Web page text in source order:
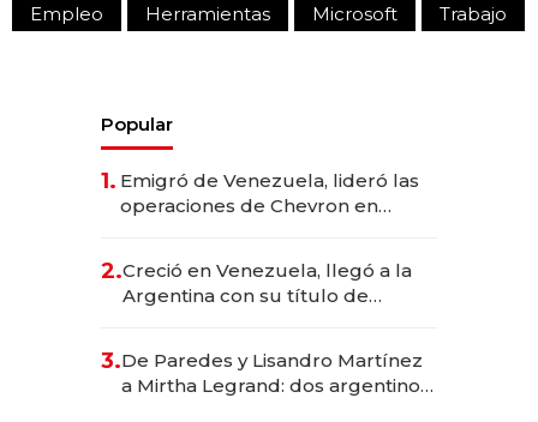
Empleo Herramientas Microsoft Trabajo
Popular
1. Emigró de Venezuela, lideró las
operaciones de Chevron en
2.Creció en Venezuela, llegó a la
Argentina con su título de
las marcas "fast premium"
3.De Paredes y Lisandro Martínez
a Mirtha Legrand: dos argentinos